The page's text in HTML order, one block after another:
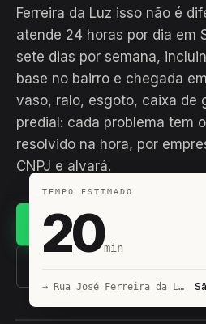
Ferreira da Luz isso não é
atende 24 horas por dia em
sete dias por semana,
base no bairro e chegada
vaso, ralo, esgoto, caixa de
predial: cada problema tem
resolvido na hora, por
CNPJ e alvará.
(11)
TEMPO ESTIMADO
20min
→ Rua José Ferreira da Luz